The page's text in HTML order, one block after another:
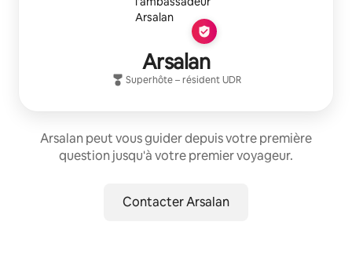
Arsalan
Superhôte– résidentUDR
Arsalan peut vous guider depuis votre première
question jusqu'à votre premier voyageur.
Contacter Arsalan